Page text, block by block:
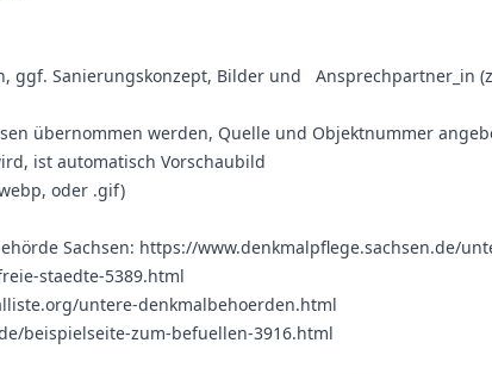
ggf. Sanierungskonzept, Bilder und Ansprechpartner_in
übernommen werden, Quelle und Objektnummer
ist automatisch Vorschaubild
oder .gif)
Sachsen: https://www.denkmalpflege.sachsen.de/
staedte-5389.html
untere-denkmalbehoerden.html
beispielseite-zum-befuellen-3916.html